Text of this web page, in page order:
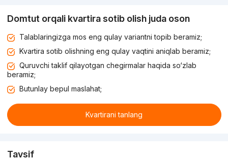
Domtut orqali kvartira sotib olish juda oson
Talablaringizga mos eng qulay variantni topib beramiz;
Kvartira sotib olishning eng qulay vaqtini aniqlab beramiz;
Quruvchi taklif qilayotgan chegirmalar haqida so‘zlab
beramiz;
Butunlay bepul maslahat;
Kvartirani tanlang
Tavsif